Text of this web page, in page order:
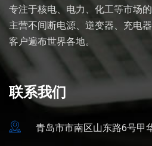
专注于核电、电力、化工等市场
主营不间断电源、逆变器、充电
客户遍布世界各地。
联系我们
青岛市市南区山东路6号甲